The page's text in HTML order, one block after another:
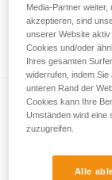
Media-Partner
akzeptieren, sind
unserer Website
Cookies und/oder
Ihres gesamten
widerrufen, indem Sie
unteren Rand der
Cookies kann Ihre
Umständen wird eine
zuzugreifen.
Alle